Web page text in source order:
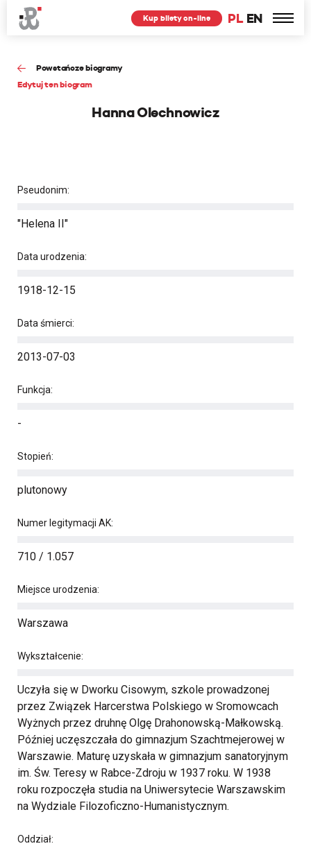
PL EN
Kup bilety on-line
Powstańcze biogramy
Edytuj ten biogram
Hanna Olechnowicz
Pseudonim:
"Helena II"
Data urodzenia:
1918-12-15
Data śmierci:
2013-07-03
Funkcja:
-
Stopień:
plutonowy
Numer legitymacji AK:
710 / 1.057
Miejsce urodzenia:
Warszawa
Wykształcenie:
Uczyła się w Dworku Cisowym, szkole prowadzonej
przez Związek Harcerstwa Polskiego w Sromowcach
Wyżnych przez druhnę Olgę Drahonowską-Małkowską.
Później uczęszczała do gimnazjum Szachtmejerowej w
Warszawie. Maturę uzyskała w gimnazjum sanatoryjnym
im. Św. Teresy w Rabce-Zdroju w 1937 roku. W 1938
roku rozpoczęła studia na Uniwersytecie Warszawskim
na Wydziale Filozoficzno-Humanistycznym.
Oddział: